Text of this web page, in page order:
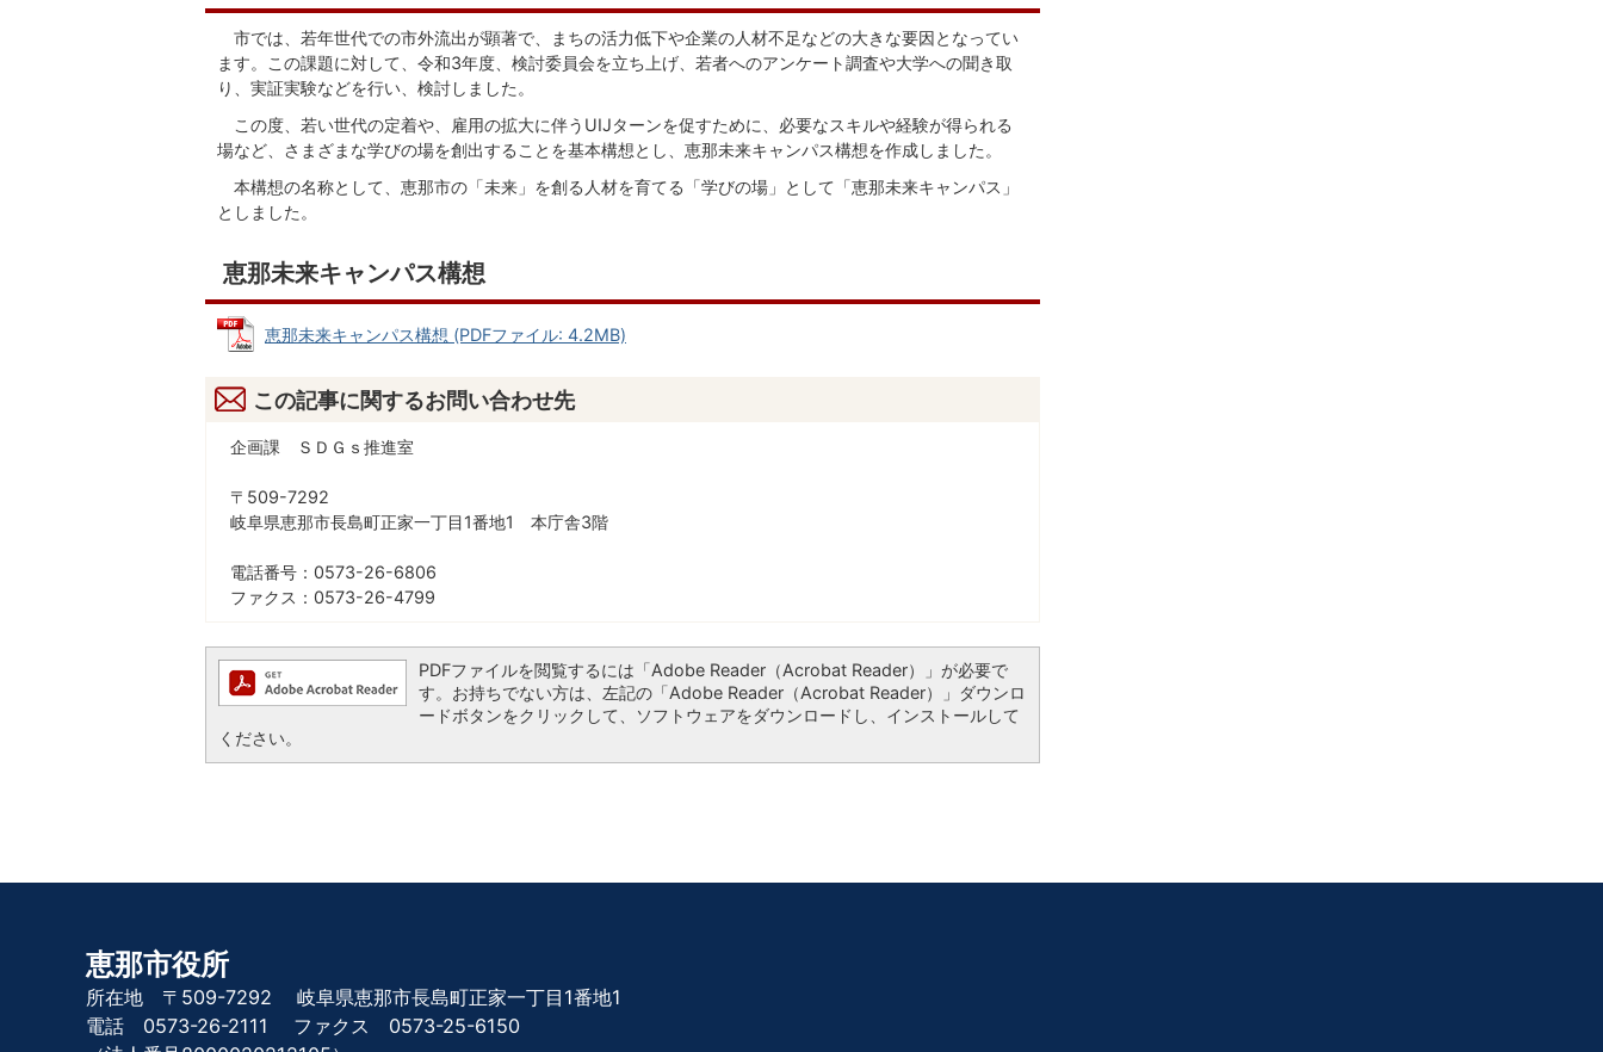
市では、若年世代での市外流出が顕著で、まちの活力低下や企業の人材不足などの大きな要因となってい
ます。この課題に対して、令和3年度、検討委員会を立ち上げ、若者へのアンケート調査や大学への聞き取
り、実証実験などを行い、検討しました。
この度、若い世代の定着や、雇用の拡大に伴うUIJターンを促すために、必要なスキルや経験が得られる
場など、さまざまな学びの場を創出することを基本構想とし、恵那未来キャンパス構想を作成しました。
本構想の名称として、恵那市の「未来」を創る人材を育てる「学びの場」として「恵那未来キャンパス」
としました。
恵那未来キャンパス構想
恵那未来キャンパス構想 (PDFファイル: 4.2MB)
この記事に関するお問い合わせ先
企画課 ＳＤＧｓ推進室
〒509-7292
岐阜県恵那市長島町正家一丁目1番地1 本庁舎3階
電話番号：0573-26-6806
ファクス：0573-26-4799
PDFファイルを閲覧するには「Adobe Reader（Acrobat Reader）」が必要で
す。お持ちでない方は、左記の「Adobe Reader（Acrobat Reader）」ダウンロ
ードボタンをクリックして、ソフトウェアをダウンロードし、インストールして
ください。
恵那市役所
所在地 〒509-7292
岐阜県恵那市長島町正家一丁目1番地1
電話 0573-26-2111
ファクス 0573-25-6150